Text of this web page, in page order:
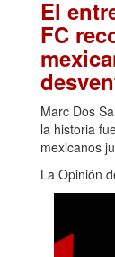
El
FC
Marc Dos
la historia
mexicanos
La Opinión